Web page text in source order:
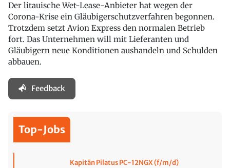
Der litauische Wet-Lease-Anbieter hat wegen der
Corona-Krise ein Gläubigerschutzverfahren begonnen.
Trotzdem setzt Avion Express den normalen Betrieb
fort. Das Unternehmen will mit Lieferanten und
Gläubigern neue Konditionen aushandeln und Schulden
abbauen.
Feedback
Top-Jobs
Kapitän Pilatus PC-12NGX (f/m/d)